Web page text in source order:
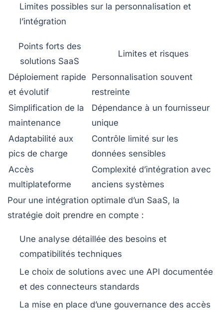
Limites possibles sur la personnalisation et
l’intégration
Points forts des
solutions SaaS
Limites et risques
Déploiement rapide
et évolutif
Personnalisation souvent
restreinte
Simplification de la
maintenance
Dépendance à un fournisseur
unique
Adaptabilité aux
pics de charge
Contrôle limité sur les
données sensibles
Accès
multiplateforme
Complexité d’intégration avec
anciens systèmes
Pour une intégration optimale d’un SaaS, la
stratégie doit prendre en compte :
Une analyse détaillée des besoins et
compatibilités techniques
Le choix de solutions avec une API documentée
et des connecteurs standards
La mise en place d’une gouvernance des accès